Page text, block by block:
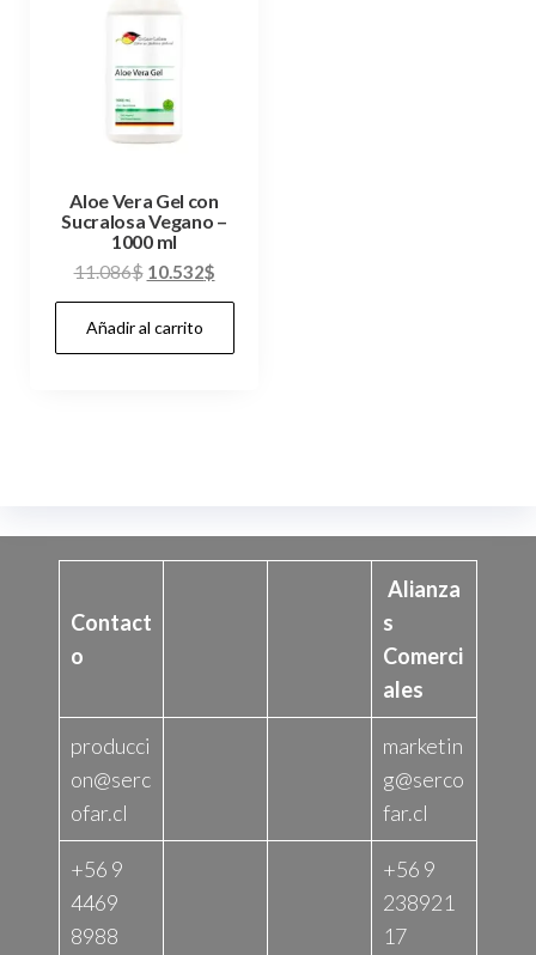
Aloe Vera Gel con
Sucralosa Vegano –
1000 ml
11.086$ El
precio
original
era:
10.532$El
precio
es:
Añadir al carrito
Contact
o
Alianza
s
Comerci
ales
producci
on@serc
ofar.cl
marketin
g@serco
far.cl
+56 9
4469
8988
+56 9
238921
17